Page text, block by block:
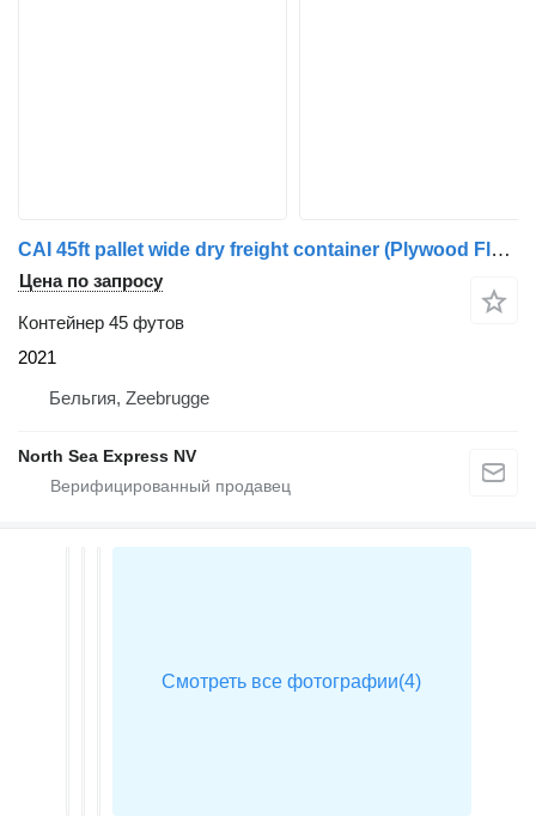
CAI 45ft pallet wide dry freight container (Plywood Floor)
Цена по запросу
Контейнер 45 футов
2021
Бельгия, Zeebrugge
North Sea Express NV